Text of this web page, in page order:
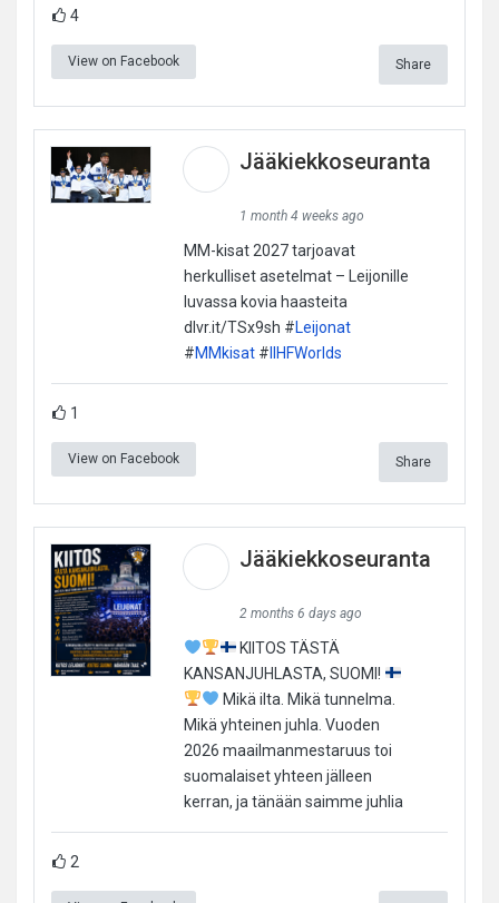
4
View on Facebook Share
Jääkiekkoseuranta
1 month 4 weeks ago
MM-kisat 2027 tarjoavat
herkulliset asetelmat – Leijonille
luvassa kovia haasteita
dlvr.it/TSx9sh #Leijonat
#MMkisat# IIHFWorlds
1
View on Facebook Share
Jääkiekkoseuranta
2 months 6 days ago
KIITOS TÄSTÄ
KANSANJUHLASTA, SUOMI!
Mikä ilta. Mikä tunnelma.
Mikä yhteinen juhla. Vuoden
2026 maailmanmestaruus toi
suomalaiset yhteen jälleen
kerran, ja tänään saimme juhlia
2